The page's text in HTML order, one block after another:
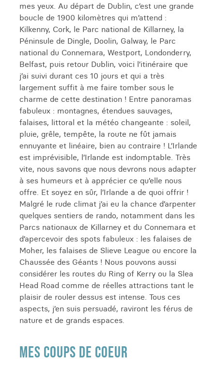
mes yeux. Au départ de Dublin, c’est une grande
boucle de 1900 kilomètres qui m’attend :
Kilkenny, Cork, le Parc national de Killarney, la
Péninsule de Dingle, Doolin, Galway, le Parc
national du Connemara, Westport, Londonderry,
Belfast, puis retour Dublin, voici l’itinéraire que
j’ai suivi durant ces 10 jours et qui a très
largement suffit à me faire tomber sous le
charme de cette destination ! Entre panoramas
fabuleux : montagnes, étendues sauvages,
falaises, littoral et la météo changeante : soleil,
pluie, grêle, tempête, la route ne fût jamais
ennuyante et linéaire, bien au contraire ! L’Irlande
est imprévisible, l’Irlande est indomptable. Très
vite, nous savons que nous devrons nous adapter
à ses humeurs et à apprécier ce qu’elle nous
offre. Et soyez en sûr, l’Irlande a de quoi offrir !
Malgré le rude climat j’ai eu la chance d’arpenter
quelques sentiers de rando, notamment dans les
Parcs nationaux de Killarney et du Connemara et
d’apercevoir des spots fabuleux : les falaises de
Moher, les falaises de Slieve League ou encore la
Chaussée des Géants ! Nous pouvons aussi
considérer les routes du Ring of Kerry ou la Slea
Head Road comme de réelles attractions tant le
plaisir de rouler dessus est intense. Tous ces
aspects, j’en suis persuadé, raviront les férus de
nature et de grands espaces.
MES COUPS DE COEUR